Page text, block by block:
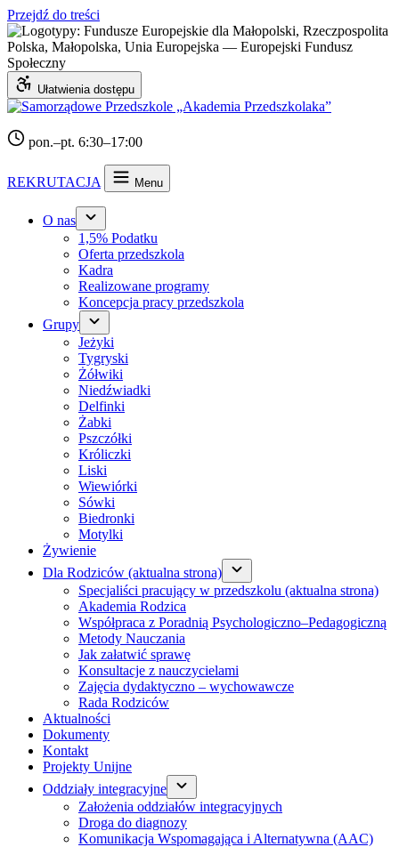
Przejdź do treści
Ułatwienia dostępu
pon.–pt. 6:30–17:00
REKRUTACJA Menu
O nas
1,5% Podatku
Oferta przedszkola
Kadra
Realizowane programy
Koncepcja pracy przedszkola
Grupy
Jeżyki
Tygryski
Żółwiki
Niedźwiadki
Delfinki
Żabki
Pszczółki
Króliczki
Liski
Wiewiórki
Sówki
Biedronki
Motylki
Żywienie
Dla Rodziców (aktualna strona)
Specjaliści pracujący w przedszkolu (aktualna strona)
Akademia Rodzica
Współpraca z Poradnią Psychologiczno–Pedagogiczną
Metody Nauczania
Jak załatwić sprawę
Konsultacje z nauczycielami
Zajęcia dydaktyczno – wychowawcze
Rada Rodziców
Aktualności
Dokumenty
Kontakt
Projekty Unijne
Oddziały integracyjne
Założenia oddziałów integracyjnych
Droga do diagnozy
Komunikacja Wspomagająca i Alternatywna (AAC)